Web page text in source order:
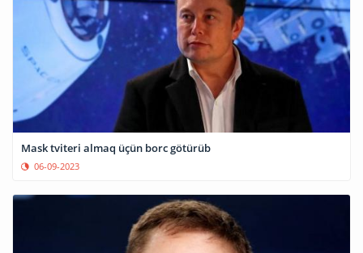
Mask tviteri almaq üçün borc götürüb
06-09-2023